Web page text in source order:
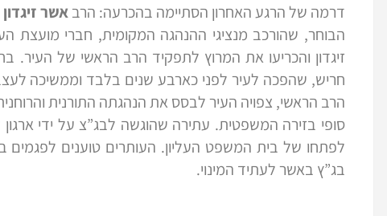
דרמה של הרגע האחרון הסתיימה בהכרעה: הרבאשר זיגדון
הבוחר, שהורכב מנציגי ההנהגה המקומית, חברי מועצת
זיגדון והכריעו את המרוץ לתפקיד הרב הראשי של העיר.
חריש, שהפכה לעיר לפני כארבע שנים בלבד וממשיכה
הרב הראשי, צפויה העיר לבסס את הנהגתה התורנית
סופי בזירה המשפטית. עתירה שהוגשה לבג”צ על ידי ארגון
לפתחו של בית המשפט העליון. העותרים טוענים לפגמים
בג”ץ באשר לעתיד המינוי.